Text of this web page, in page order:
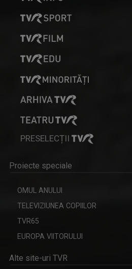
PRESELECȚII
Proiecte speciale
OMUL ANULUI
TELEVIZIUNEA COPIILOR
TVR65
EUROPA VIITORULUI
Alte site-uri TVR